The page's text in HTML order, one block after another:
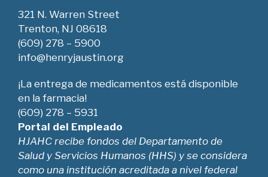
321 N. Warren Street
Trenton, NJ 08618
(609) 278 – 5900
info@henryjaustin.org
¡La entrega de medicamentos está disponible
en la farmacia!
(609) 278 – 5931
Portal del Empleado
HJAHC recibe fondos del Departamento de
Salud y Servicios Humanos (HHS) y se considera
como una institución acreditada a nivel federal